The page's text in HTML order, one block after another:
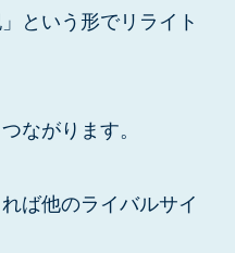
という形でリライト
ながります。
ば他のライバルサイ